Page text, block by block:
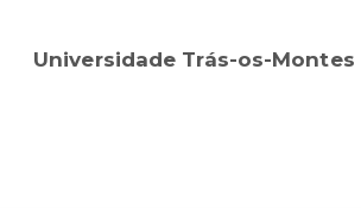
Universidade Trás-os-